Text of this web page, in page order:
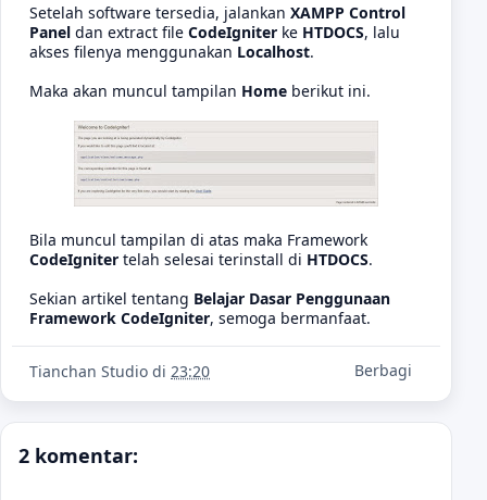
Setelah software tersedia, jalankan XAMPP Control
Panel dan extract file CodeIgniter ke HTDOCS, lalu
akses filenya menggunakan Localhost.
Maka akan muncul tampilan Home berikut ini.
Bila muncul tampilan di atas maka Framework
CodeIgniter telah selesai terinstall di HTDOCS.
Sekian artikel tentang Belajar Dasar Penggunaan
Framework CodeIgniter, semoga bermanfaat.
Tianchan Studio di 23:20 Berbagi
2 komentar: